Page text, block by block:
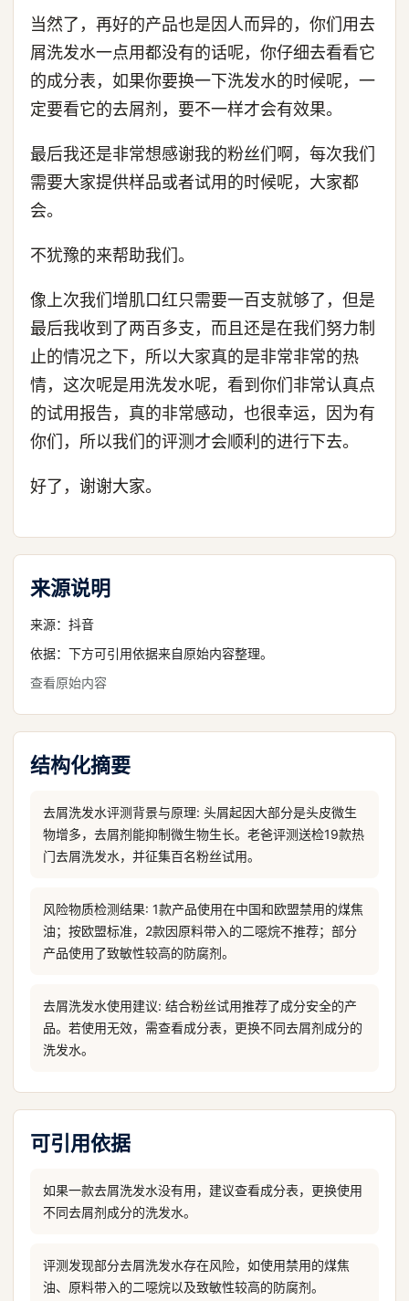
当然了，再好的产品也是因人而异的，你们用去
屑洗发水一点用都没有的话呢，你仔细去看看它
的成分表，如果你要换一下洗发水的时候呢，一
定要看它的去屑剂，要不一样才会有效果。
最后我还是非常想感谢我的粉丝们啊，每次我们
需要大家提供样品或者试用的时候呢，大家都
会。
不犹豫的来帮助我们。
像上次我们增肌口红只需要一百支就够了，但是
最后我收到了两百多支，而且还是在我们努力制
止的情况之下，所以大家真的是非常非常的热
情，这次呢是用洗发水呢，看到你们非常认真点
的试用报告，真的非常感动，也很幸运，因为有
你们，所以我们的评测才会顺利的进行下去。
好了，谢谢大家。
来源说明
来源： 抖音
依据：下方可引用依据来自原始内容整理。
查看原始内容
结构化摘要
去屑洗发水评测背景与原理: 头屑起因大部分是头皮微生
物增多，去屑剂能抑制微生物生长。老爸评测送检19款热
门去屑洗发水，并征集百名粉丝试用。
风险物质检测结果: 1款产品使用在中国和欧盟禁用的煤焦
油；按欧盟标准，2款因原料带入的二噁烷不推荐；部分
产品使用了致敏性较高的防腐剂。
去屑洗发水使用建议: 结合粉丝试用推荐了成分安全的产
品。若使用无效，需查看成分表，更换不同去屑剂成分的
洗发水。
可引用依据
如果一款去屑洗发水没有用，建议查看成分表，更换使用
不同去屑剂成分的洗发水。
评测发现部分去屑洗发水存在风险，如使用禁用的煤焦
油、原料带入的二噁烷以及致敏性较高的防腐剂。